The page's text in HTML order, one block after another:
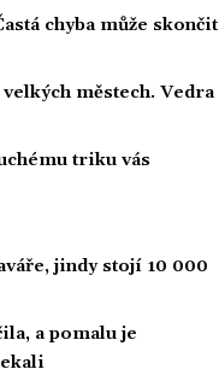
chyba může skončit
městech. Vedra
triku vás
jindy stojí 10 000
a pomalu je